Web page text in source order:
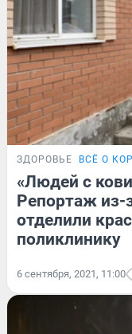
ЗДОРОВЬЕ ВСЁ О
«Людей с
Репортаж из-
отделили
поликлинику
6 сентября, 2021, 11:00